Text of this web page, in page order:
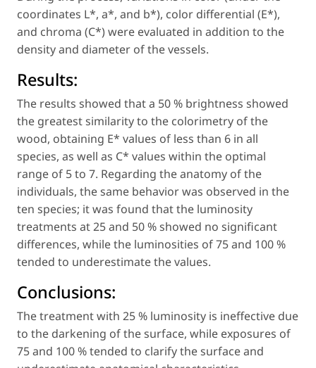
coordinates L*, a*, and b*), color differential (E*),
and chroma (C*) were evaluated in addition to the
density and diameter of the vessels.
Results:
The results showed that a 50 % brightness showed
the greatest similarity to the colorimetry of the
wood, obtaining E* values of less than 6 in all
species, as well as C* values within the optimal
range of 5 to 7. Regarding the anatomy of the
individuals, the same behavior was observed in the
ten species; it was found that the luminosity
treatments at 25 and 50 % showed no significant
differences, while the luminosities of 75 and 100 %
tended to underestimate the values.
Conclusions:
The treatment with 25 % luminosity is ineffective due
to the darkening of the surface, while exposures of
75 and 100 % tended to clarify the surface and